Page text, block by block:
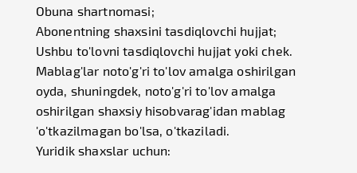
Obuna shartnomasi;
Abonentning shaxsini tasdiqlovchi hujjat;
Ushbu to'lovni tasdiqlovchi hujjat yoki chek.
Mablag'lar noto'g'ri to'lov amalga oshirilgan
oyda, shuningdek, noto'g'ri to'lov amalga
oshirilgan shaxsiy hisobvarag'idan mablag
'o'tkazilmagan bo'lsa, o'tkaziladi.
Yuridik shaxslar uchun: